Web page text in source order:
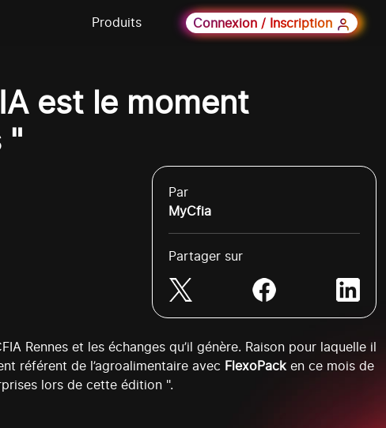
Produits Connexion / Inscription
est le moment
"
Par
MyCfia
Partager sur
Rennes et les échanges qu’il génère. Raison pour laquelle il
référent de l’agroalimentaire avec FlexoPack en ce mois de
lors de cette édition ".